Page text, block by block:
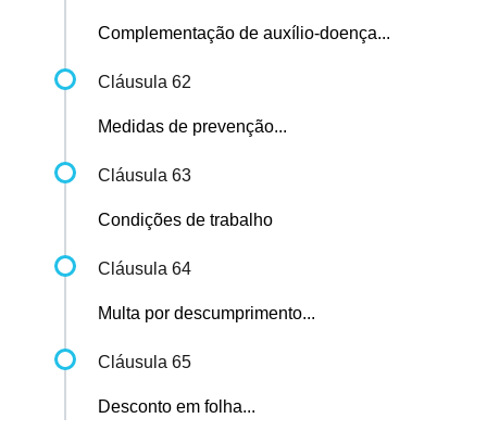
Complementação de auxílio-doença...
Cláusula 62
Medidas de prevenção...
Cláusula 63
Condições de trabalho
Cláusula 64
Multa por descumprimento...
Cláusula 65
Desconto em folha...